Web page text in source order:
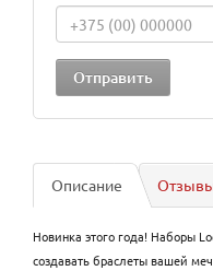
Описание
Новинка этого года! Наборы
создавать браслеты вашей